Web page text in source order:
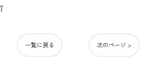
一覧に戻る 次のページ >